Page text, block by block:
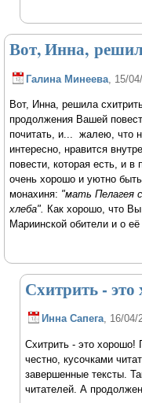
Вот, Инна,
Галина Минеева , 15/
Вот, Инна, решила
продолжения Вашей
почитать, и... жалею, что
интересно, нравится
повести, которая есть, и в
очень хорошо и уютно
монахиня: "мать Пелагея
хлеба". Как хорошо, что
Мариинской обители и о
Схитрить -
Инна Сапега, 16/04/
Схитрить - это хорошо!
честно, кусочками
завершенные тексты.
читателей. А